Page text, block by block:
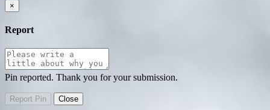
×
Report
Pin reported. Thank you for your submission.